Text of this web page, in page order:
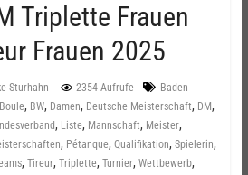
Triplette Frauen
Frauen 2025
Sturhahn 2354 Aufrufe
Baden-
Boule, BW, Damen, Deutsche Meisterschaft, DM,
, Liste, Mannschaft, Meister,
, Pétanque, Qualifikation, Spielerin,
, Tireur, Triplette, Turnier, Wettbewerb,